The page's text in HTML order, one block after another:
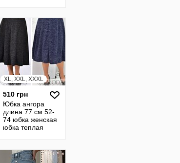
миди 18
XL, XXL, XXXL
510 грн
Юбка ангора
длина 77 см 52-
74 юбка женская
юбка теплая
юбка продажа
12681